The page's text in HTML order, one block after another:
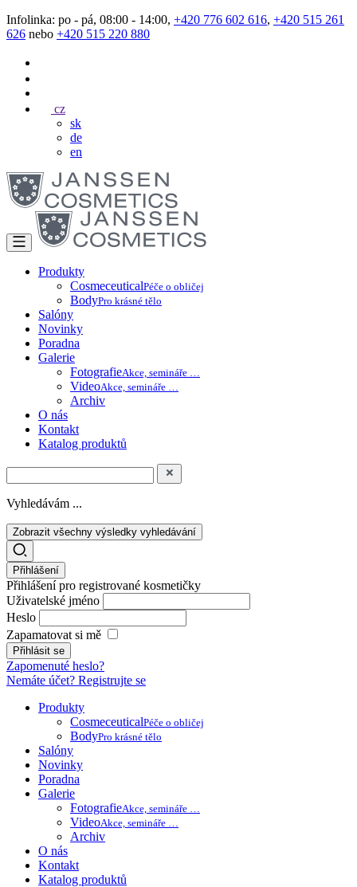
Infolinka: po - pá, 08:00 - 14:00, +420 776 602 616, +420 515 261
626 nebo +420 515 220 880
cz
sk
de
en
Produkty
CosmeceuticalPéče o obličej
BodyPro krásné tělo
Salóny
Novinky
Poradna
Galerie
FotografieAkce, semináře …
VideoAkce, semináře …
Archiv
O nás
Kontakt
Katalog produktů
Vyhledávám ...
Zobrazit všechny výsledky vyhledávání
Přihlášení
Přihlášení pro registrované kosmetičky
Uživatelské jméno
Heslo
Zapamatovat si mě
Zapomenuté heslo?
Nemáte účet? Registrujte se
Produkty
CosmeceuticalPéče o obličej
BodyPro krásné tělo
Salóny
Novinky
Poradna
Galerie
FotografieAkce, semináře …
VideoAkce, semináře …
Archiv
O nás
Kontakt
Katalog produktů